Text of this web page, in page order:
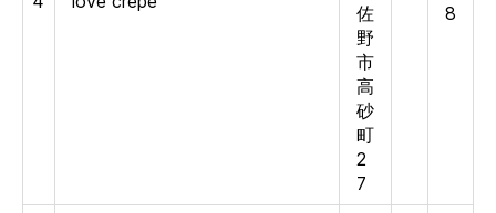
佐
野
市
高
砂
町
2
7
8